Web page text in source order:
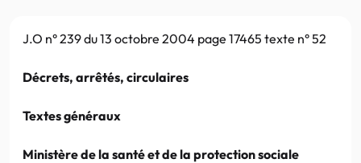
J.O n° 239 du 13 octobre 2004 page 17465 texte n° 52
Décrets, arrêtés, circulaires
Textes généraux
Ministère de la santé et de la protection sociale